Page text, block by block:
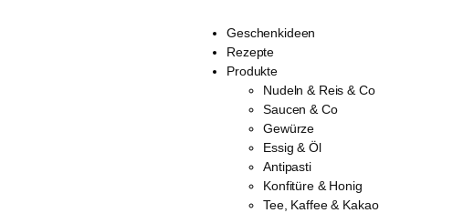
Geschenkideen
Rezepte
Produkte
Nudeln & Reis & Co
Saucen & Co
Gewürze
Essig & Öl
Antipasti
Konfitüre & Honig
Tee, Kaffee & Kakao